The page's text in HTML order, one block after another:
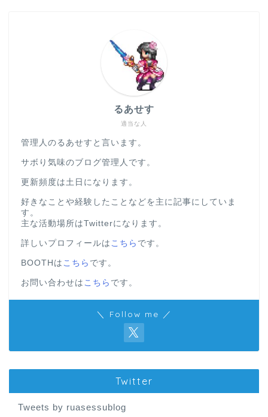
適当な人
るあせす
管理人のるあせすと言います。
サボり気味のブログ管理人です。
更新頻度は土日になります。
好きなことや経験したことなどを主に記事にしていま
す。
主な活動場所はTwitterになります。
詳しいプロフィールは こちら です。
BOOTHは こちら です。
お問い合わせは こちら です。
＼ Follow me ／
Twitter
Tweets by ruasessublog